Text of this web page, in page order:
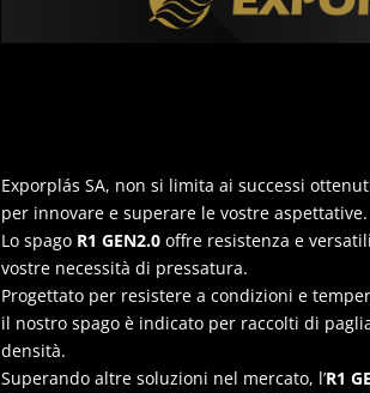
Exporplás SA, non si limita ai successi
per innovare e superare le vostre aspettative.
Lo spago R1 GEN2.0 offre resistenza e
vostre necessità di pressatura.
Progettato per resistere a condizioni e
il nostro spago è indicato per raccolti di
densità.
Superando altre soluzioni nel mercato, l’R1